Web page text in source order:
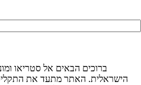
ברוכים הבאים אל סטריאו
הישראלית. האתר מתעד את